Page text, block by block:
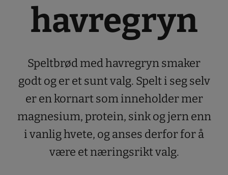
havregryn
Speltbrød med havregryn smaker
godt og er et sunt valg. Spelt i seg selv
er en kornart som inneholder mer
magnesium, protein, sink og jern enn
i vanlig hvete, og anses derfor for å
være et næringsrikt valg.